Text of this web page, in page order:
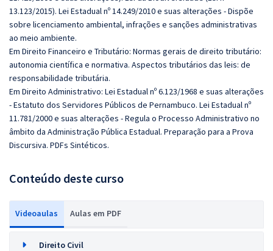
13.123/2015). Lei Estadual nº 14.249/2010 e suas alterações - Dispõe
sobre licenciamento ambiental, infrações e sanções administrativas
ao meio ambiente.
Em Direito Financeiro e Tributário: Normas gerais de direito tributário:
autonomia científica e normativa. Aspectos tributários das leis: de
responsabilidade tributária.
Em Direito Administrativo: Lei Estadual nº 6.123/1968 e suas alterações
- Estatuto dos Servidores Públicos de Pernambuco. Lei Estadual nº
11.781/2000 e suas alterações - Regula o Processo Administrativo no
âmbito da Administração Pública Estadual. Preparação para a Prova
Discursiva. PDFs Sintéticos.
Conteúdo deste curso
Videoaulas Aulas em PDF
Direito Civil